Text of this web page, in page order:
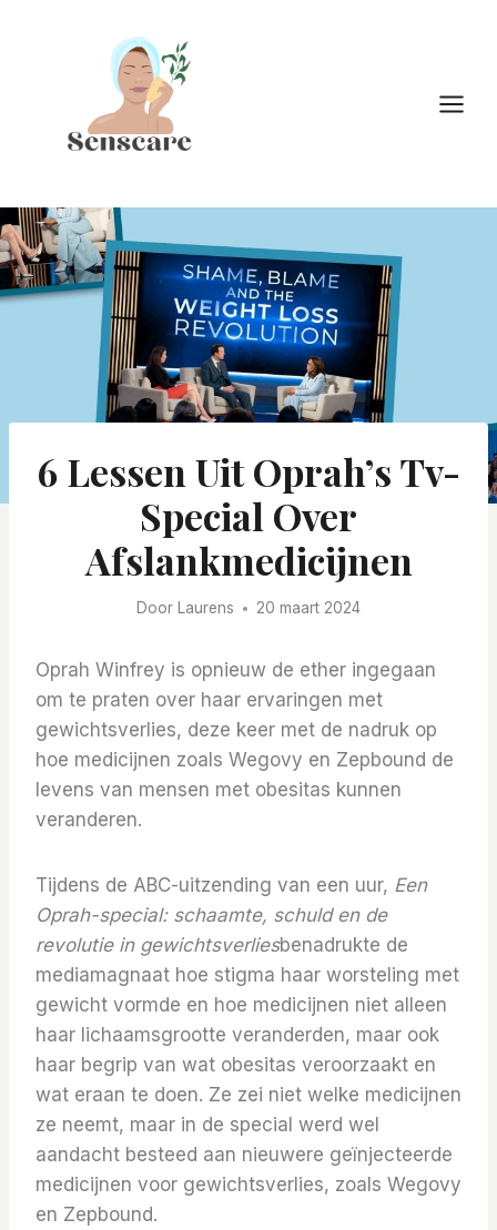
6 Lessen Uit Oprah’s Tv-
Special Over
Afslankmedicijnen
Door Laurens 20 maart 2024
Oprah Winfrey is opnieuw de ether ingegaan
om te praten over haar ervaringen met
gewichtsverlies, deze keer met de nadruk op
hoe medicijnen zoals Wegovy en Zepbound de
levens van mensen met obesitas kunnen
veranderen.
Tijdens de ABC-uitzending van een uur, Een
Oprah-special: schaamte, schuld en de
revolutie in gewichtsverliesbenadrukte de
mediamagnaat hoe stigma haar worsteling met
gewicht vormde en hoe medicijnen niet alleen
haar lichaamsgrootte veranderden, maar ook
haar begrip van wat obesitas veroorzaakt en
wat eraan te doen. Ze zei niet welke medicijnen
ze neemt, maar in de special werd wel
aandacht besteed aan nieuwere geïnjecteerde
medicijnen voor gewichtsverlies, zoals Wegovy
en Zepbound.